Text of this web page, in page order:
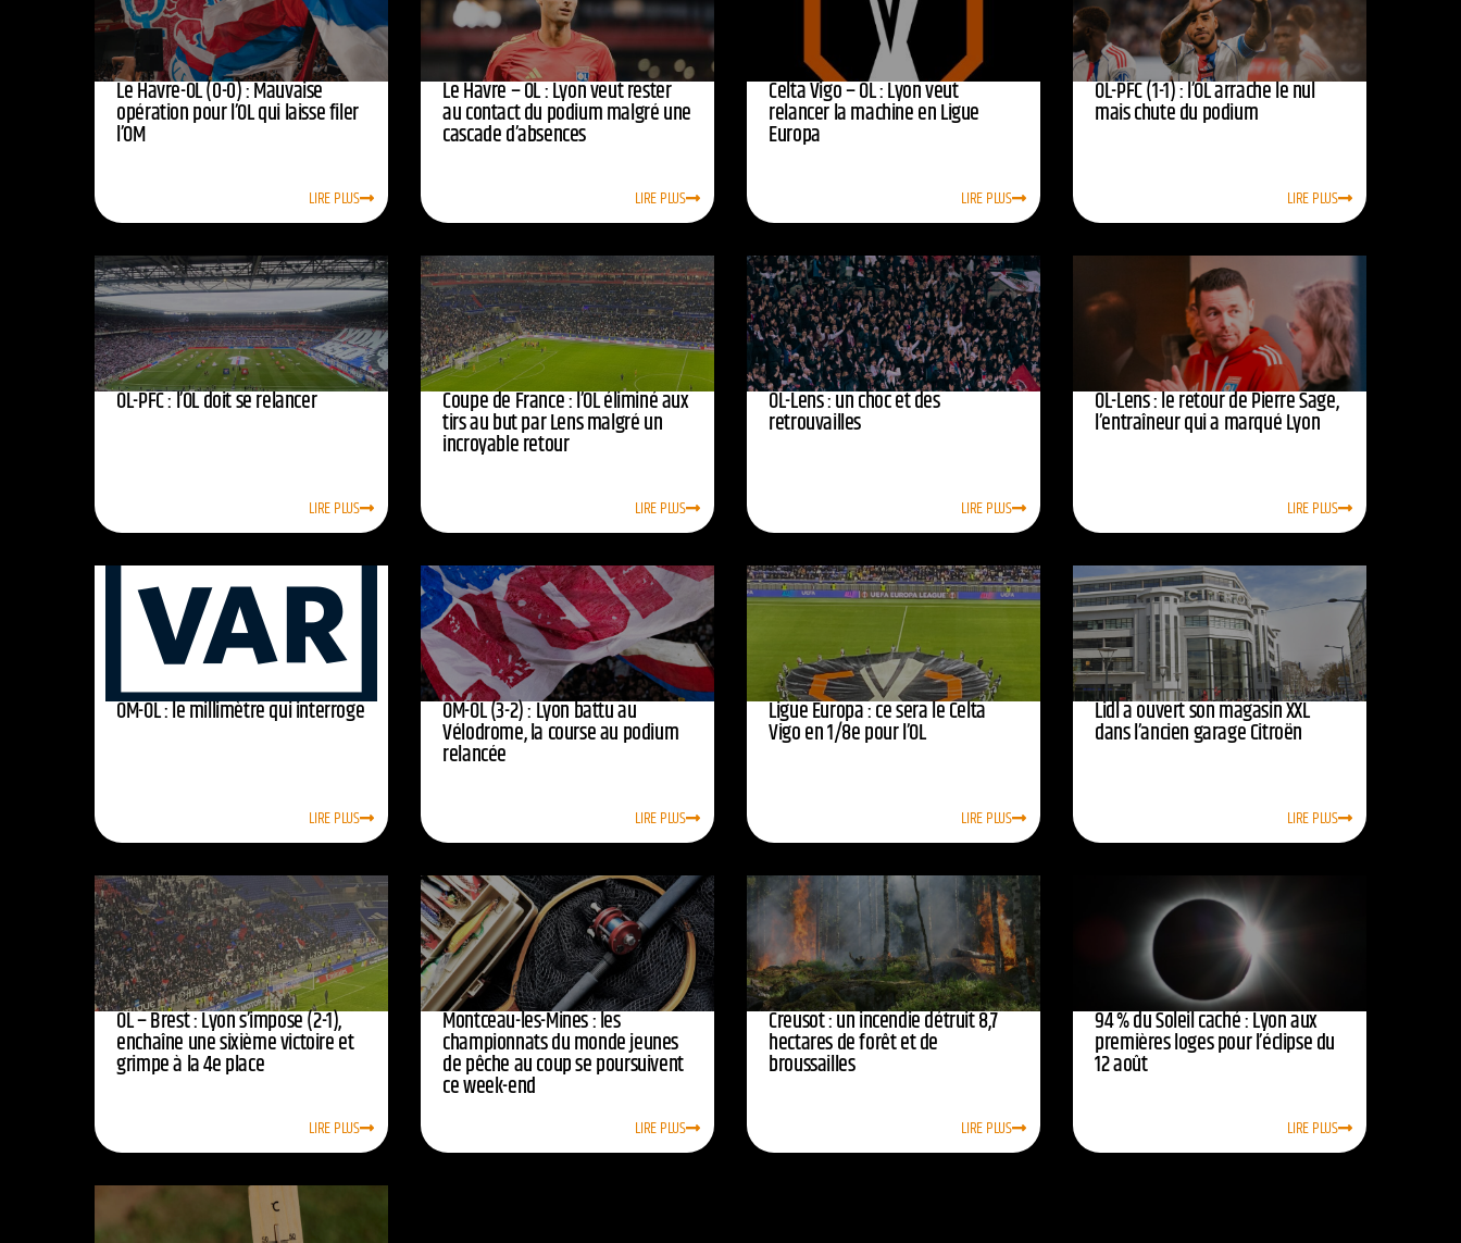
Le Havre-OL (0-0) : Mauvaise
opération pour l’OL qui laisse filer
l’OM
LIRE PLUS
Le Havre – OL : Lyon veut rester
au contact du podium malgré une
cascade d’absences
LIRE PLUS
Celta Vigo – OL : Lyon veut
relancer la machine en Ligue
Europa
LIRE PLUS
OL-PFC (1-1) : l’OL arrache le nul
mais chute du podium
LIRE PLUS
OL-PFC : l’OL doit se relancer
LIRE PLUS
Coupe de France : l’OL éliminé aux
tirs au but par Lens malgré un
incroyable retour
LIRE PLUS
OL-Lens : un choc et des
retrouvailles
LIRE PLUS
OL-Lens : le retour de Pierre Sage,
l’entraîneur qui a marqué Lyon
LIRE PLUS
OM-OL : le millimètre qui interroge
LIRE PLUS
OM-OL (3-2) : Lyon battu au
Vélodrome, la course au podium
relancée
LIRE PLUS
Ligue Europa : ce sera le Celta
Vigo en 1/8e pour l’OL
LIRE PLUS
Lidl a ouvert son magasin XXL
dans l’ancien garage Citroën
LIRE PLUS
OL – Brest : Lyon s’impose (2-1),
enchaîne une sixième victoire et
grimpe à la 4e place
LIRE PLUS
Montceau-les-Mines : les
championnats du monde jeunes
de pêche au coup se poursuivent
ce week-end
LIRE PLUS
Creusot : un incendie détruit 8,7
hectares de forêt et de
broussailles
LIRE PLUS
94 % du Soleil caché : Lyon aux
premières loges pour l’éclipse du
12 août
LIRE PLUS